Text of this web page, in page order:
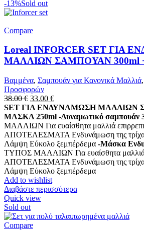
-13%Sold out
Compare
Loreal INFORCER SET ΓΙΑ
ΜΑΛΛΙΩΝ ΣΑΜΠΟΥΑΝ 300ml
Βαμμένα, Σαμπουάν για Κανονικά Μαλλιά,
Προσφορών
38.00€ Original
price
was:
38.00 €.
33.00 €Η
τρέχουσα
τιμή
είναι:
33.00 €.
SET ΓΙΑ ΕΝΔΥΝΑΜΩΣΗ ΜΑΛΛΙΩΝ
ΜΑΣΚΑ 250ml -Δυναμωτικό σαμπουάν
ΜΑΛΛΙΩΝ Για ευαίσθητα μαλλιά
ΑΠΟΤΕΛΕΣΜΑΤΑ Ενδυνάμωση της
Λάμψη Εύκολο ξεμπέρδεμα -Μάσκα
ΤΥΠΟΣ ΜΑΛΛΙΩΝ Για ευαίσθητα μαλλιά
ΑΠΟΤΕΛΕΣΜΑΤΑ Ενδυνάμωση της
Λάμψη Εύκολο ξεμπέρδεμα
Add to wishlist
Διαβάστε περισσότερα
Quick view
Sold out
Compare